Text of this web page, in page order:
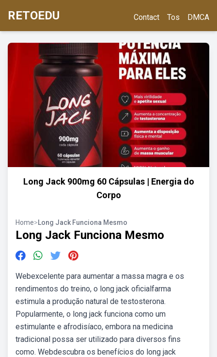
RETOEDU Contact Tos DMCA
Long Jack 900mg 60 Cápsulas | Energia do
Corpo
Home>Long Jack Funciona Mesmo
Long Jack Funciona Mesmo
Webexcelente para aumentar a massa magra e os
rendimentos do treino, o long jack oficialfarma
estimula a produção natural de testosterona.
Popularmente, o long jack funciona como um
estimulante e afrodisíaco, embora na medicina
tradicional possa ser utilizado para diversos fins
como. Webdescubra os benefícios do long jack